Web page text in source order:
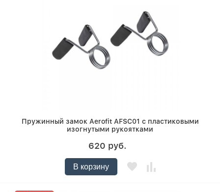
Пружинный замок Aerofit AFSC01 с пластиковыми
изогнутыми рукоятками
620 руб.
В корзину